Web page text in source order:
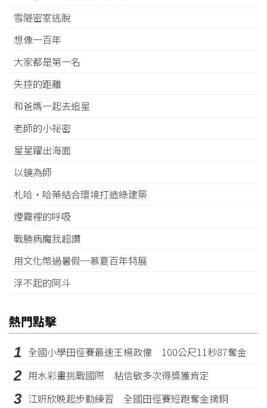
雪隧密室逃脫
想像一百年
大家都是第一名
失控的距離
和爸媽一起去追星
老師的小祕密
星星躍出海面
以鏡為師
札哈‧哈蒂結合環境打造綠建築
煙霧裡的呼吸
戰勝病魔我超讚
用文化幣過暑假─慕夏百年特展
浮不起的阿斗
熱門點擊
1 全國小學田徑賽最速王楊政偉 100公尺11秒87奪金
2 用水彩畫挑戰國際 粘信敏多次得獎獲肯定
3 江姸欣晚起步勤練習 全國田徑賽短跑奪金摘銅